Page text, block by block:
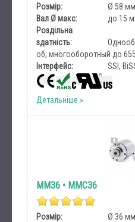
Розмір:
Ø 58 мм
Вал Ø макс:
до 15
Роздільна
здатність:
об; многооборотный до
Інтерфейс:
SSI,
Детальніше
MM36 • MMC36
Розмір:
Ø 36 мм